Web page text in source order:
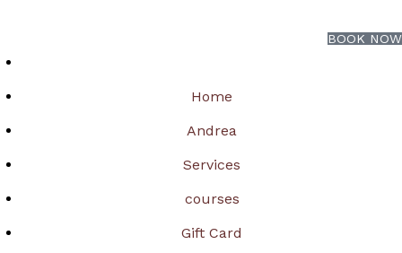
BOOK NOW
Home
Andrea
Services
courses
Gift Card